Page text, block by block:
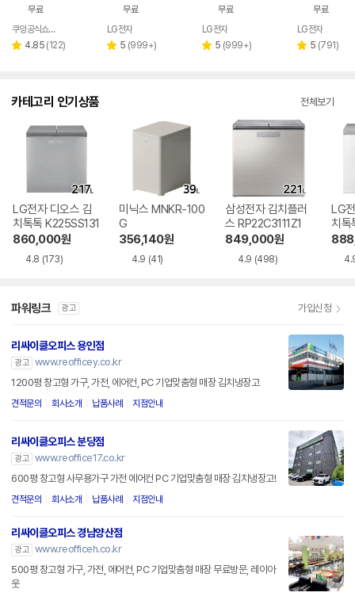
무료
페이
쿠잉공식쇼핑몰
별 4.85 리
(122)
무료
LG전자
별 5 리
(999+)
무료
LG전자
별 5 리
(999+)
무료
LG전자
별 5 리
(791)
카테고리 인기상품 전체보기
LG전자 디오스 김
치톡톡 K225SS131
860,000원
4.8 (173)
미닉스 MNKR-100
G
356,140원
4.9 (41)
삼성전자 김치플러
스 RP22C3111Z1
849,000원
4.9 (498)
LG
치
1
파워링크 광고 가입신청
리싸이클오피스 용인점
광고 www.reofficey.co.kr
1200평 창고형 가구, 가전, 에어컨, PC 기업맞춤형 매장 김치냉장고
견적문의 회사소개 납품사례 지점안내
리싸이클오피스 분당점
광고 www.reoffice17.co.kr
600평 창고형 사무용가구 가전 에어컨 PC 기업맞춤형 매장 김치냉장고!
견적문의 회사소개 납품사례 지점안내
리싸이클오피스 경남양산점
광고 www.reofficeh.co.kr
500평 창고형 가구, 가전, 에어컨, PC 기업맞춤형 매장 무료방문, 레이아
웃